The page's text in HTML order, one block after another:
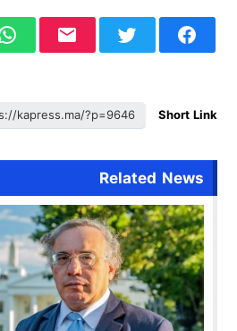
Short Link
Related News